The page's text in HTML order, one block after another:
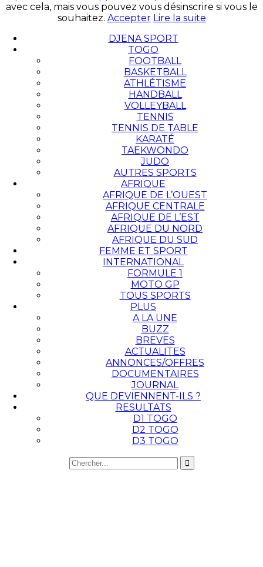
avec cela, mais vous pouvez vous désinscrire si vous le
souhaitez. Accepter Lire la suite
DJENA SPORT
TOGO
FOOTBALL
BASKETBALL
ATHLÉTISME
HANDBALL
VOLLEYBALL
TENNIS
TENNIS DE TABLE
KARATÉ
TAEKWONDO
JUDO
AUTRES SPORTS
AFRIQUE
AFRIQUE DE L’OUEST
AFRIQUE CENTRALE
AFRIQUE DE L’EST
AFRIQUE DU NORD
AFRIQUE DU SUD
FEMME ET SPORT
INTERNATIONAL
FORMULE 1
MOTO GP
TOUS SPORTS
PLUS
A LA UNE
BUZZ
BREVES
ACTUALITES
ANNONCES/OFFRES
DOCUMENTAIRES
JOURNAL
QUE DEVIENNENT-ILS ?
RESULTATS
D1 TOGO
D2 TOGO
D3 TOGO